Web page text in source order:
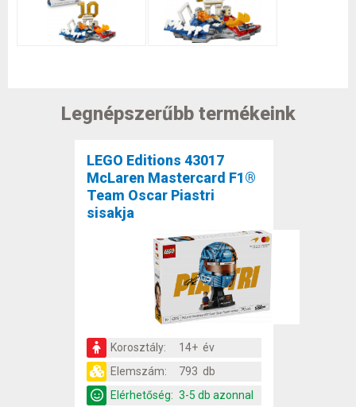
Legnépszerűbb termékeink
LEGO Editions 43017
McLaren Mastercard F1®
Team Oscar Piastri
sisakja
Korosztály:
14+ év
Elemszám:
793 db
Elérhetőség: 3-5 db azonnal